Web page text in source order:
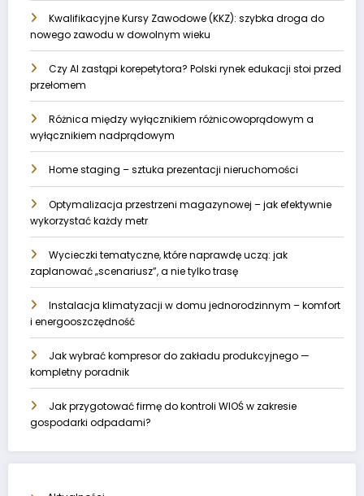
Kwalifikacyjne Kursy Zawodowe (KKZ): szybka droga do
nowego zawodu w dowolnym wieku
Czy AI zastąpi korepetytora? Polski rynek edukacji stoi przed
przełomem
Różnica między wyłącznikiem różnicowoprądowym a
wyłącznikiem nadprądowym
Home staging – sztuka prezentacji nieruchomości
Optymalizacja przestrzeni magazynowej – jak efektywnie
wykorzystać każdy metr
Wycieczki tematyczne, które naprawdę uczą: jak
zaplanować „scenariusz”, a nie tylko trasę
Instalacja klimatyzacji w domu jednorodzinnym – komfort
i energooszczędność
Jak wybrać kompresor do zakładu produkcyjnego —
kompletny poradnik
Jak przygotować firmę do kontroli WIOŚ w zakresie
gospodarki odpadami?